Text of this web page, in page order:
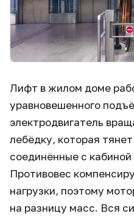
Лифт в жилом доме
уравновешенного
электродвигатель
лебёдку, которая
соединённые с
Противовес
нагрузки, поэтому
на разницу масс. Вся